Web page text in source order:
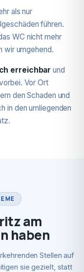
als nur
führen.
WC nicht mehr
wir umgehend.
erreichbar und
Vor Ort
den Schaden und
in den umliegenden
am
haben
Stellen auf
sie gezielt, statt